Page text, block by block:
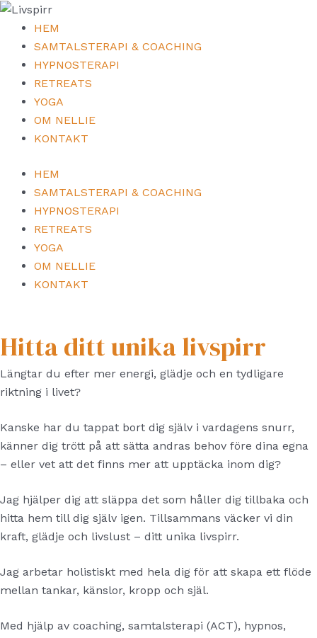
Hoppa
innehåll
HEM
SAMTALSTERAPI & COACHING
HYPNOSTERAPI
RETREATS
YOGA
OM NELLIE
KONTAKT
HEM
SAMTALSTERAPI & COACHING
HYPNOSTERAPI
RETREATS
YOGA
OM NELLIE
KONTAKT
Hitta ditt unika livspirr
Längtar du efter mer energi, glädje och en tydligare
riktning i livet?
Kanske har du tappat bort dig själv i vardagens snurr,
känner dig trött på att sätta andras behov före dina egna
– eller vet att det finns mer att upptäcka inom dig?
Jag hjälper dig att släppa det som håller dig tillbaka och
hitta hem till dig själv igen. Tillsammans väcker vi din
kraft, glädje och livslust – ditt unika livspirr.
Jag arbetar holistiskt med hela dig för att skapa ett flöde
mellan tankar, känslor, kropp och själ.
Med hjälp av coaching, samtalsterapi (ACT), hypnos,